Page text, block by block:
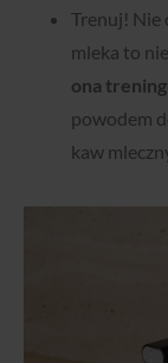
Trenuj! Nie
mleka to
ona
powodem
kaw